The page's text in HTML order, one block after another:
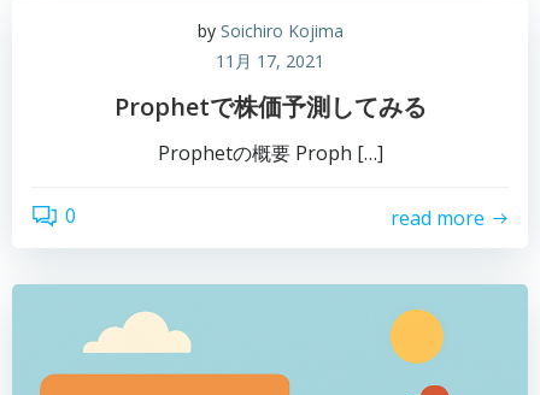
by Soichiro Kojima
11月 17, 2021
Prophetで株価予測してみる
Prophetの概要 Proph […]
0 read more